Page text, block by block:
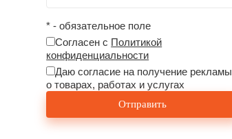
* - обязательное поле
Согласен с Политикой
конфиденциальности
Даю согласие на получение рекламы
о товарах, работах и услугах